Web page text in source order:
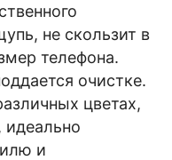
не скользит в
телефона.
очистке.
цветах,
идеально
и